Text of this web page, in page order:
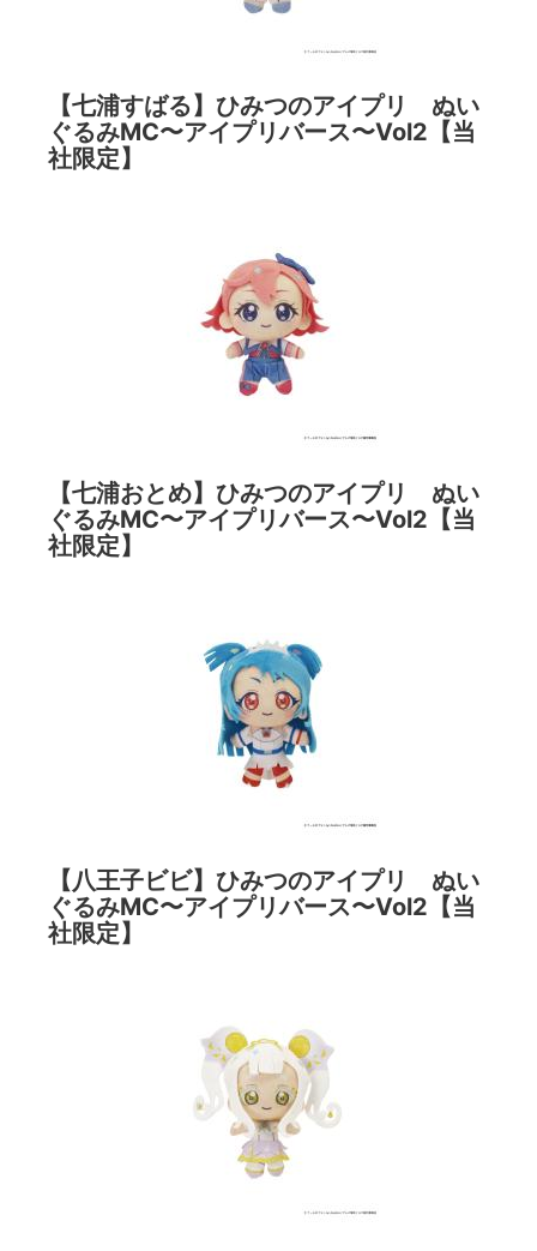
【七浦すばる】ひみつのアイプリ ぬい
ぐるみMC〜アイプリバース〜Vol2【当
社限定】
【七浦おとめ】ひみつのアイプリ ぬい
ぐるみMC〜アイプリバース〜Vol2【当
社限定】
【八王子ビビ】ひみつのアイプリ ぬい
ぐるみMC〜アイプリバース〜Vol2【当
社限定】